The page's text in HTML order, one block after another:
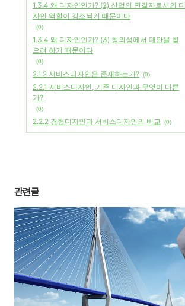
1.3.4 왜 디자인인가? (2) 산업의 연결자로서의 디
자인 역할이 강조되기 때문이다
(0)
1.3.4 왜 디자인인가? (3) 창의성에서 대안을 찾
으려 하기 때문이다
(0)
2.1.2 서비스디자인은 존재하는가? (0)
2.2.1 서비스디자인, 기존 디자인과 무엇이 다른
가?
(0)
2.2.2 경험디자인과 서비스디자인의 비교 (0)
관련글